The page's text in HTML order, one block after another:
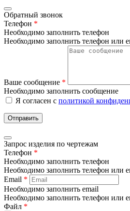
Обратный звонок
Телефон *
Необходимо заполнить телефон
Необходимо заполнить телефон или
Ваше сообщение *
Необходимо заполнить сообщение
Я согласен с политикой
Отправить
Запрос изделия по чертежам
Телефон *
Необходимо заполнить телефон
Необходимо заполнить телефон или
Email *
Необходимо заполнить email
Необходимо заполнить телефон или
Файл *